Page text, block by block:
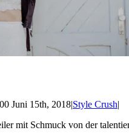
Juni 15th, 2018|Style Crush|
mit Schmuck von der